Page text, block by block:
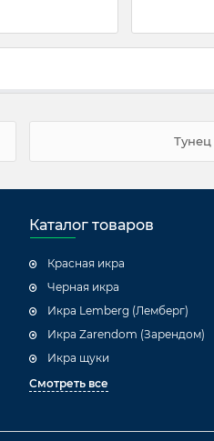
Каталог товаров
Красная икра
Черная икра
Икра Lemberg (Лемберг)
Икра Zarendom (Зарендом)
Икра щуки
Смотреть все